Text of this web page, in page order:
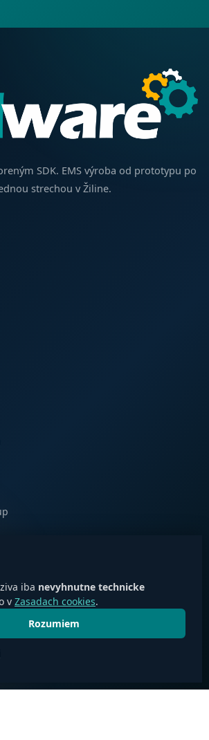
SDK. EMS výroba od prototypu po
strechou v Žiline.
7
iba nevyhnutne technicke
v Zasadach cookies.
Rozumiem